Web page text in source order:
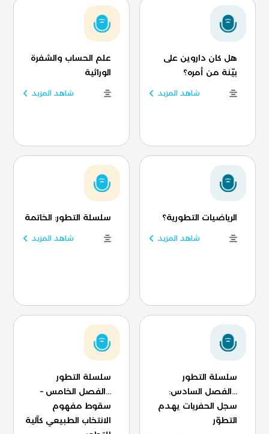
هل كان داروين على
بيّنة من أمره؟
شاهد المزيد
علم الحساب والشفرة
الوراثية
شاهد المزيد
الرياضيات التطورية؟
شاهد المزيد
سلسلة التطور: الخاتمة
شاهد المزيد
سلسلة التطور
...الفصل السادس:
سجل الحفريات يهدم
التطوّر
سلسلة التطور
...الفصل الخامس –
سقوط مفهوم
الانتخاب الطبيعي كآلية